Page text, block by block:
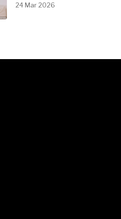
24 Mar 2026